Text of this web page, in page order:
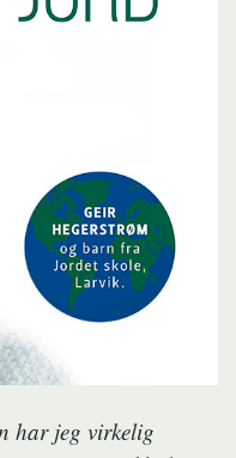
har jeg virkelig